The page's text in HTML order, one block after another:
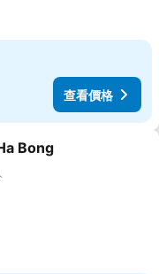
查看價格
最愛
Bong